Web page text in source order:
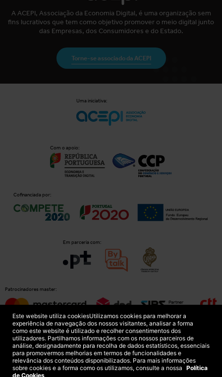
A ACEPI, Associação da Economia Digital, é uma organização sem
fins lucrativos que tem como objetivo promover o meio digital junto
das Empresas, dos Consumidores e do Estado.
Torne-se associado da ACEPI
Uma iniciativa:
Com o apoio:
Cofinanciada por:
Em parceria com:
Patrocinadores master:
Patrocinadores principais:
Este website utiliza cookiesUtilizamos cookies para melhorar a
experiência de navegação dos nossos visitantes, analisar a forma
como este website é utilizado e recolher consentimentos dos
utilizadores. Partilhamos informações com os nossos parceiros de
análise, designadamente para recolha de dados estatísticos, essenciais
para promovermos melhorias em termos de funcionalidades e
relevância dos conteúdos disponibilizados. Para mais informações
sobre cookies e a forma como os utilizamos, consulte a nossa Política
de Cookies